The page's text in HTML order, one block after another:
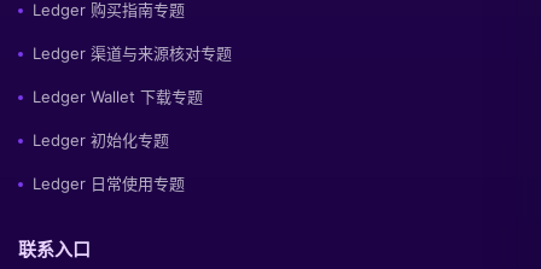
Ledger 购买指南专题
Ledger 渠道与来源核对专题
Ledger Wallet 下载专题
Ledger 初始化专题
Ledger 日常使用专题
联系入口